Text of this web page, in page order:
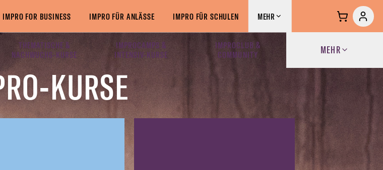
IMPRO FOR BUSINESS IMPRO FÜR ANLÄSSE IMPRO FÜR SCHULEN MEHR
THEMATISCHE &
NACHWUCHS-KURSE
IMPROCAMPS &
INTENSIV-KURSE
IMPROCLUB &
COMMUNITY
MEHR
KURSE